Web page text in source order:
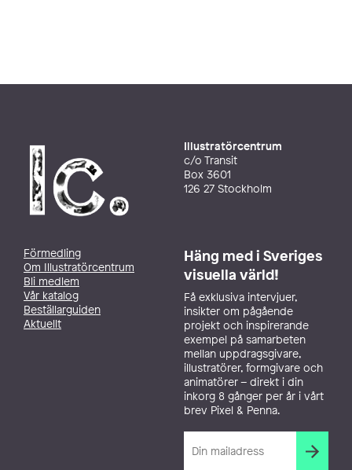
Illustratörcentrum
c/o Transit
Box 3601
126 27 Stockholm
Förmedling
Om Illustratörcentrum
Bli medlem
Vår katalog
Beställarguiden
Aktuellt
Häng med i Sveriges
visuella värld!
Få exklusiva intervjuer,
insikter om pågående
projekt och inspirerande
exempel på samarbeten
mellan uppdragsgivare,
illustratörer, formgivare och
animatörer – direkt i din
inkorg 8 gånger per år i vårt
brev Pixel & Penna.